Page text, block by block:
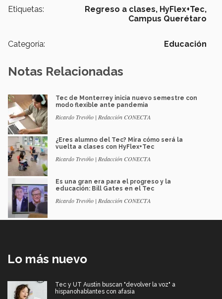
Etiquetas: Regreso a clases, HyFlex+Tec,
Campus Querétaro
Categoría: Educación
Notas Relacionadas
Tec de Monterrey inicia nuevo semestre con
modo flexible ante pandemia
Ricardo Treviño | Redacción CONECTA
¿Eres alumno del Tec? Mira cómo será la
vuelta a clases con HyFlex+Tec
Ricardo Treviño | Redacción CONECTA
Es una gran era para el progreso y la
educación: Bill Gates en el Tec
Ricardo Treviño | Redacción CONECTA
Lo más nuevo
Tec y UT Austin buscan "devolver la voz" a
hispanohablantes con afasia